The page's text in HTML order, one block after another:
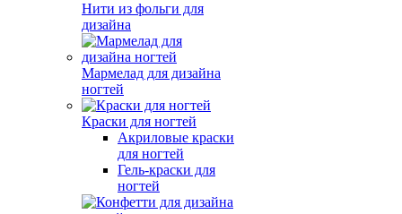
Нити из фольги для
дизайна
Мармелад для дизайна
ногтей
Краски для ногтей
Акриловые краски
для ногтей
Гель-краски для
ногтей